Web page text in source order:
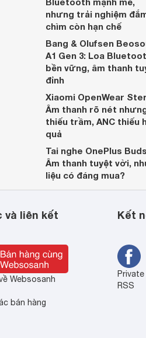
nhưng trải nghiệm
chìm còn hạn chế
Bang & Olufsen
A1 Gen 3: Loa
bền vững, âm thanh
đỉnh
Xiaomi OpenWear
Âm thanh rõ nét
thiếu trầm, ANC thiếu
quả
Tai nghe OnePlus
Âm thanh tuyệt vời,
liệu có đáng mua?
và liên kết
Websosanh
bán hàng
Kết
RSS